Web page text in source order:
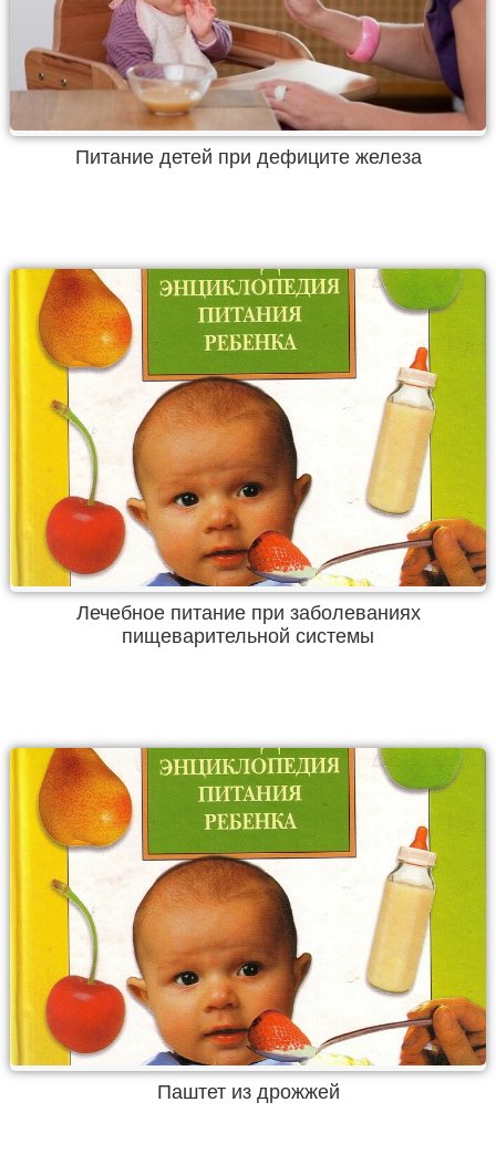
Питание детей при дефиците железа
Лечебное питание при заболеваниях
пищеварительной системы
Паштет из дрожжей